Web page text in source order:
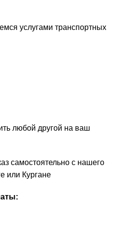
услугами транспортных
любой другой на ваш
самостоятельно с нашего
или Кургане